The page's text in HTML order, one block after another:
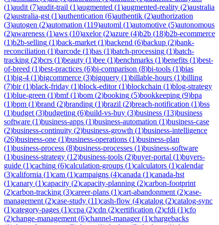
(1)audit (7)audit-trail (1)augmented (1)augmented-reality (2)australia
(2)australia-gst (1)authentication (6)authentik (2)authorization
(3)autogen (2)automation (119)automl (1)automotive (5)autonomous
(2)awareness (1)aws (10)axelor(2)azure (4)b2b (18)b2b-ecommerce
(1)b2b-selling (1)back-market (1)backend (6)backup (2)bank-
reconciliation (1)barcode (1)bas (1)batch-processing (1)batch-
tracking (2)bcrs (1)beauty (1)bee (1)benchmarks (1)benefits (1)best-
of-breed (1)best-practices (6)bi-comparison (8)bi-tools (1)bias
(1)big-4 (1)bigcommerce (3)bigquery (1)billable-hours (1)billing
(7)bir(1)black-friday (1)block-editor(1)blockchain (1)blog-strategy
(1)blue-green (1)bmf(1)bom (2)booking (5)bookkeeping (9)bpa
(1)bpm (1)brand (2)branding (1)brazil (2)breach-notification (1)bss
(1)budget (3)budgeting (6)build-vs-buy (3)business (13)business
software (1)business-apps (1)business-automation (1)business-case
(2)business-continuity (2)business-growth (1)business-intelligence
(26)business-one (1)business-operations (1)business-plan
(1)business-process (8)business-processes (1)business-software
(1)business-strategy (12)business-tools (2)buyer-portal (1)buyers-
guide (1)caching (6)calculation-groups (1)calculators (1)calendar
(3)california (1)cam (1)campaigns (4)canada (1)canada-hst
(1)canary (1)capacity (2)capacity-planning (2)carbon-footprint
(2)carbon-tracking (3)career-plans (1)cart-abandonment (2)case-
management (2)case-study (11)cash-flow (4)catalog (2)catalog-sync
(1)category-pages (1)ccpa (2)cdn (2)certification (2)cfdi (1)cfo
(2)change-management (6)channel-manager(1)chargebacks